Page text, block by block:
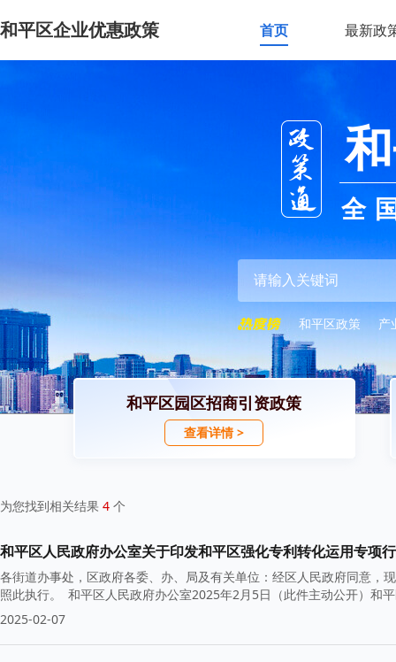
和平区企业优惠政策 首页 最新政
全
和平区政策 产
和平区园区招商引资政策
查看详情 >
为您找到相关结果 4 个
和平区人民政府办公室关于印发和平区强化专利转化运用专项
各街道办事处，区政府各委、办、局及有关单位：经区人民政府同意，
照此执行。 和平区人民政府办公室2025年2月5日（此件主动公开）和
2025-02-07